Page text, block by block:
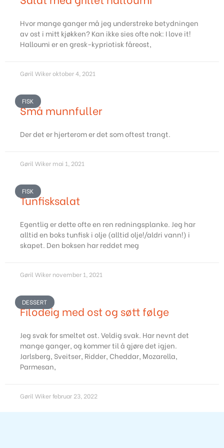
Hvor mange ganger må jeg understreke betydningen
av ost i mitt kjøkken? Kan ikke sies ofte nok: I love it!
Halloumi er en gresk-kypriotisk fåreost,
Gøril Wikeroktober 4, 2021
FISK
Små munnfuller
Der det er hjerterom er det som oftest trangt.
Gøril Wiker mai 1, 2021
FISK
Tunfisksalat
Egentlig er dette ofte en ren redningsplanke. Jeg har
alltid en boks tunfisk i olje (alltid olje!/aldri vann!) i
skapet. Den boksen har reddet meg
Gøril Wiker november 1, 2021
DESSERT
Filodeig med ost og søtt følge
Jeg svak for smeltet ost. Veldig svak. Har nevnt det
mange ganger, og kommer til å gjøre det igjen.
Jarlsberg, Sveitser, Ridder, Cheddar, Mozarella,
Parmesan,
Gøril Wiker februar 23, 2022